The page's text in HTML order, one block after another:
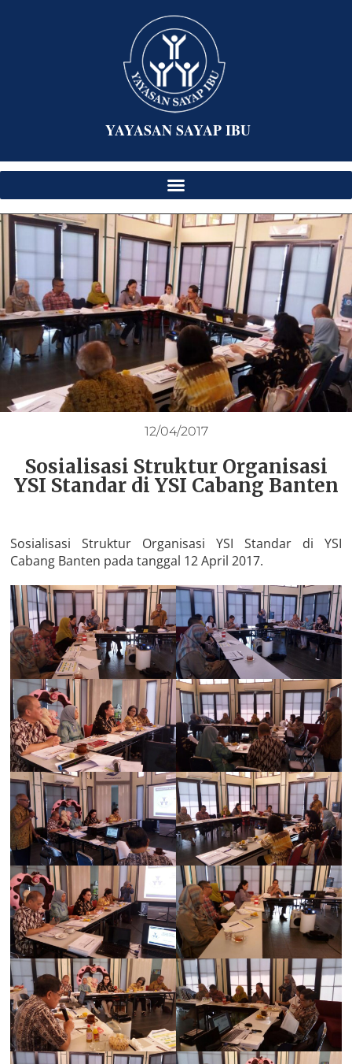
YAYASAN SAYAP IBU
12/04/2017
Sosialisasi Struktur Organisasi
YSI Standar di YSI Cabang Banten
Sosialisasi Struktur Organisasi YSI Standar di YSI
Cabang Banten pada tanggal 12 April 2017.